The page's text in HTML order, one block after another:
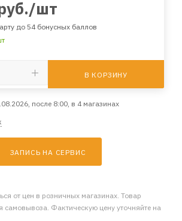
/шт
до 54 бонусных баллов
В КОРЗИНУ
после 8:00, в 4 магазинах
ЗАПИСЬ НА СЕРВИС
от цен в розничных магазинах. Товар
самовывоза. Фактическую цену уточняйте на